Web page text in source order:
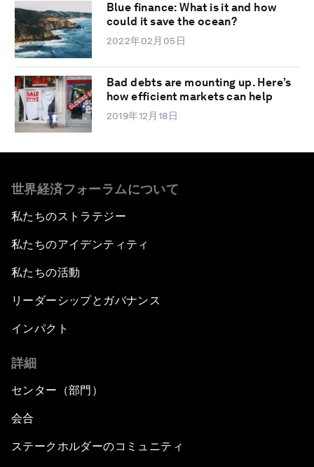
Blue finance: What is it and how
could it save the ocean?
2022年02月05日
Bad debts are mounting up. Here’s
how efficient markets can help
2019年12月18日
世界経済フォーラムについて
私たちのストラテジー
私たちのアイデンティティ
私たちの活動
リーダーシップとガバナンス
インパクト
詳細
センター（部門）
会合
ステークホルダーのコミュニティ